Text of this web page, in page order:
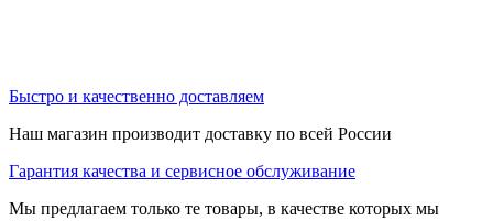
Быстро и качественно доставляем
Наш магазин производит доставку по всей России
Гарантия качества и сервисное обслуживание
Мы предлагаем только те товары, в качестве которых мы